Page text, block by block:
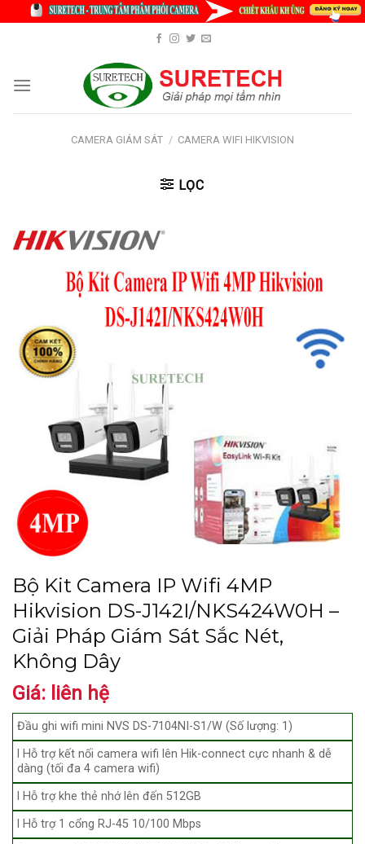
CAMERA GIÁM SÁT / CAMERA WIFI HIKVISION
LỌC
Bộ Kit Camera IP Wifi 4MP
Hikvision DS-J142I/NKS424W0H –
Giải Pháp Giám Sát Sắc Nét,
Không Dây
Giá: liên hệ
Đầu ghi wifi mini NVS DS-7104NI-S1/W (Số lượng: 1)
l Hỗ trợ kết nối camera wifi lên Hik-connect cực nhanh & dễ
dàng (tối đa 4 camera wifi)
l Hỗ trợ khe thẻ nhớ lên đến 512GB
l Hỗ trợ 1 cổng RJ-45 10/100 Mbps